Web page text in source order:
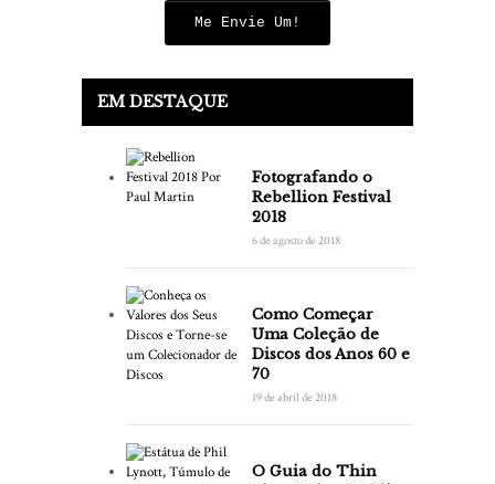
Me Envie Um!
EM DESTAQUE
Fotografando o
Rebellion Festival
2018
6 de agosto de 2018
Como Começar
Uma Coleção de
Discos dos Anos 60 e
70
19 de abril de 2018
O Guia do Thin